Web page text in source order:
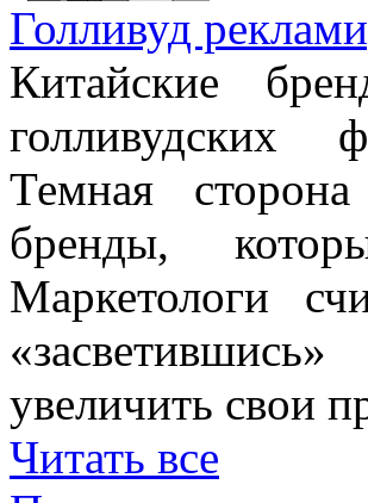
Голливуд
Китайские
голливудских
Темная
бренды,
Маркетологи
увеличить свои
Читать все